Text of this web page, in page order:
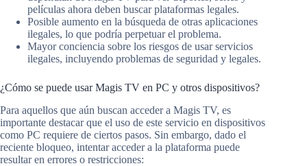
películas ahora deben buscar plataformas legales.
Posible aumento en la búsqueda de otras aplicaciones
ilegales, lo que podría perpetuar el problema.
Mayor conciencia sobre los riesgos de usar servicios
ilegales, incluyendo problemas de seguridad y legales.
¿Cómo se puede usar Magis TV en PC y otros dispositivos?
Para aquellos que aún buscan acceder a Magis TV, es
importante destacar que el uso de este servicio en dispositivos
como PC requiere de ciertos pasos. Sin embargo, dado el
reciente bloqueo, intentar acceder a la plataforma puede
resultar en errores o restricciones: